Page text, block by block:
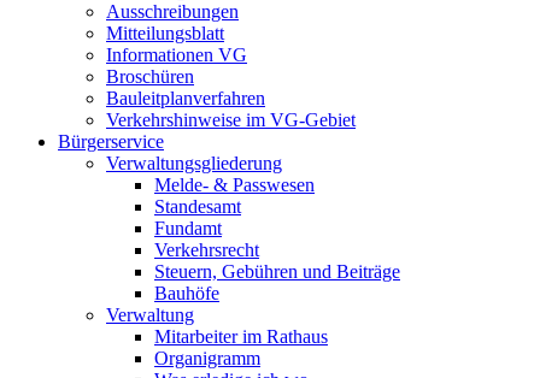
Ausschreibungen
Mitteilungsblatt
Informationen VG
Broschüren
Bauleitplanverfahren
Verkehrshinweise im VG-Gebiet
Bürgerservice
Verwaltungsgliederung
Melde- & Passwesen
Standesamt
Fundamt
Verkehrsrecht
Steuern, Gebühren und Beiträge
Bauhöfe
Verwaltung
Mitarbeiter im Rathaus
Organigramm